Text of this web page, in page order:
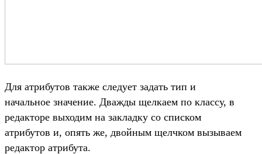
Для атрибутов также следует задать тип и
начальное значение. Дважды щелкаем по классу, в
редакторе выходим на закладку со списком
атрибутов и, опять же, двойным щелчком вызываем
редактор атрибута.